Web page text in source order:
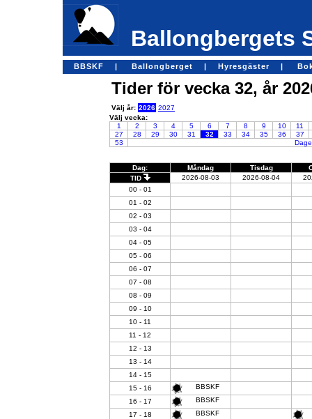
Ballongbergets
BBSKF | Ballongberget | Hyresgäster |
Tider för vecka 32, år
Välj år: 2026 2027
Välj vecka:
1
2 3 4 5 6 7 8 9 10
11
27
28 29 30 31 32 33 34 35 36
37
53
Dag: Måndag Tisdag
TID
2026-08-03 2026-08-04
00 - 01
01 - 02
02 - 03
03 - 04
04 - 05
05 - 06
06 - 07
07 - 08
08 - 09
09 - 10
10 - 11
11 - 12
12 - 13
13 - 14
14 - 15
15 - 16
BBSKF
16 - 17
BBSKF
17 - 18
BBSKF